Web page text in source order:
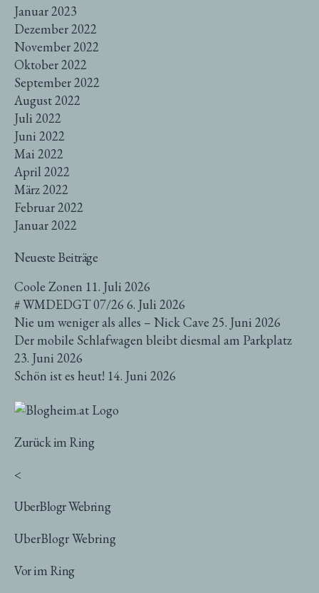
Januar 2023
Dezember 2022
November 2022
Oktober 2022
September 2022
August 2022
Juli 2022
Juni 2022
Mai 2022
April 2022
März 2022
Februar 2022
Januar 2022
Neueste Beiträge
Coole Zonen 11. Juli 2026
# WMDEDGT 07/26 6. Juli 2026
Nie um weniger als alles – Nick Cave 25. Juni 2026
Der mobile Schlafwagen bleibt diesmal am Parkplatz
23. Juni 2026
Schön ist es heut! 14. Juni 2026
Zurück im Ring
<
UberBlogr Webring
UberBlogr Webring
Vor im Ring